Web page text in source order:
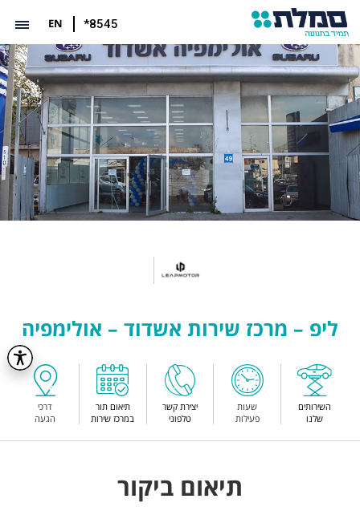
*8545
EN
ליפ – מרכז שירות אשדוד – אולימפיה
השירותים
שלנו
שעות
פעילות
יצירת קשר
טלפוני
תיאום תור
במרכז שירות
דרכי
הגעה
תיאום ביקור